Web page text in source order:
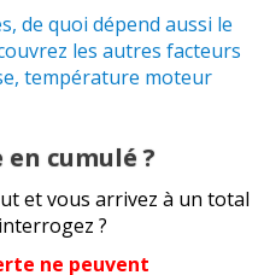
de quoi dépend aussi le
les autres facteurs
température moteur
en cumulé ?
et vous arrivez à un total
?
ne peuvent